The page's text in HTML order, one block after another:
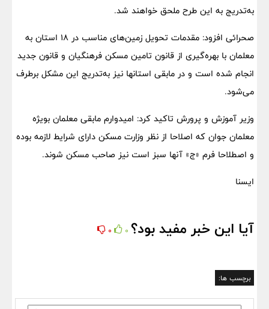
به‌تدریج به این طرح ملحق خواهند شد.
صحرائی افزود: مقدمات تحویل زمین‌های مناسب در ۱۸ استان به
معلمان با بهره‌گیری از قانون تامین مسکن فرهنگیان و قانون جدید
انجام شده است و در مابقی استانها نیز به‌تدریج این مشکل برطرف
می‌شود.
وزیر آموزش و پرورش تاکید کرد: امیدوارم مابقی معلمان بویژه
معلمان جوان که اصلاحا از نظر وزارت مسکن دارای شرایط لازمه بوده
و اصطلاحا فرم «ج» آنها سبز است نیز صاحب مسکن شوند.
ایسنا
آیا این خبر مفید بود؟ 0
0
برچسب ها: